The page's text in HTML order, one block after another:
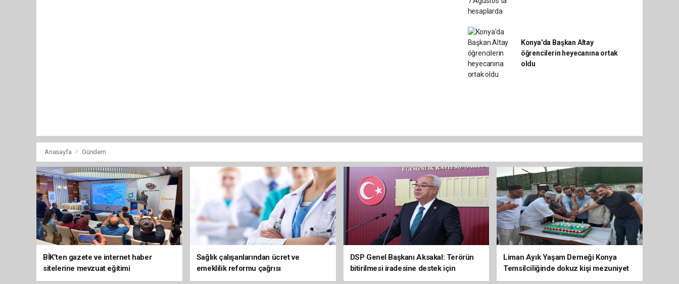
Konya'da Başkan Altay
öğrencilerin heyecanına ortak
oldu
Anasayfa Gündem
BİK’ten gazete ve internet haber
sitelerine mevzuat eğitimi
Sağlık çalışanlarından ücret ve
emeklilik reformu çağrısı
DSP Genel Başkanı Aksakal: Terörün
bitirilmesi iradesine destek için
imzalayacağım
Liman Ayık Yaşam Derneği Konya
Temsilciliğinde dokuz kişi mezuniyet
sevinci yaşadı